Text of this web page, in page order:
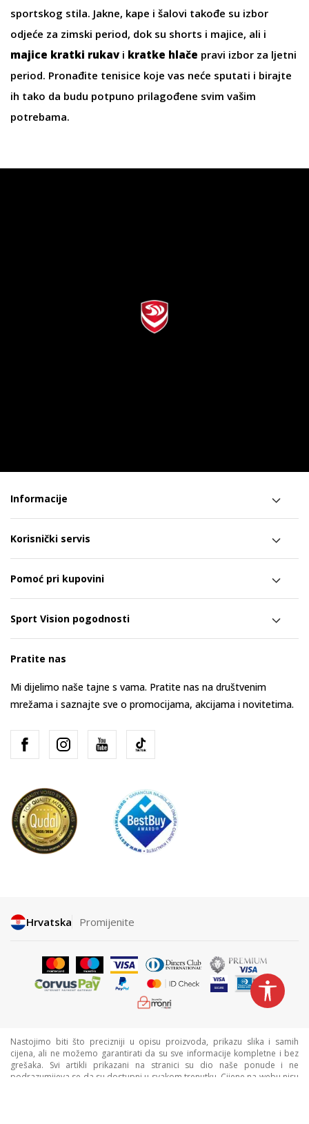
sportskog stila. Jakne, kape i šalovi takođe su izbor
odjeće za zimski period, dok su shorts i majice, ali i
majice kratki rukav i kratke hlače pravi izbor za ljetni
period. Pronađite tenisice koje vas neće sputati i birajte
ih tako da budu potpuno prilagođene svim vašim
potrebama.
Informacije
Korisnički servis
Pomoć pri kupovini
Sport Vision pogodnosti
Pratite nas
Mi dijelimo naše tajne s vama. Pratite nas na društvenim
mrežama i saznajte sve o promocijama, akcijama i novitetima.
Hrvatska Promijenite
Nastojimo biti što precizniji u opisu proizvoda, prikazu slika i samih
cijena, ali ne možemo garantirati da su sve informacije kompletne i bez
grešaka. Svi artikli prikazani na stranici su dio naše ponude i ne
podrazumijeva se da su dostupni u svakom trenutku. Cijene na webu nisu